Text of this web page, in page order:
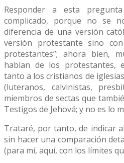
Responder a esta
complicado, porque no se
diferencia de una versión
versión protestante sino
protestantes”; ahora bien,
hablan de los protestantes,
tanto a los cristianos de
(luteranos, calvinistas,
miembros de sectas que
Testigos de Jehová; y no es lo
Trataré, por tanto, de indicar
sin hacer una comparación
(para mí, aquí, con los límites